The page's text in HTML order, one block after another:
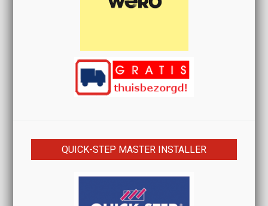
QUICK-STEP MASTER INSTALLER